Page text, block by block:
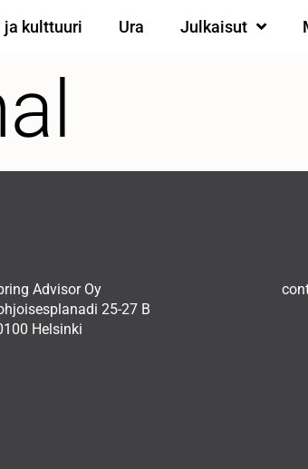
kulttuuri Ura Julkaisut
Advisor Oy
25-27 B
Helsinki